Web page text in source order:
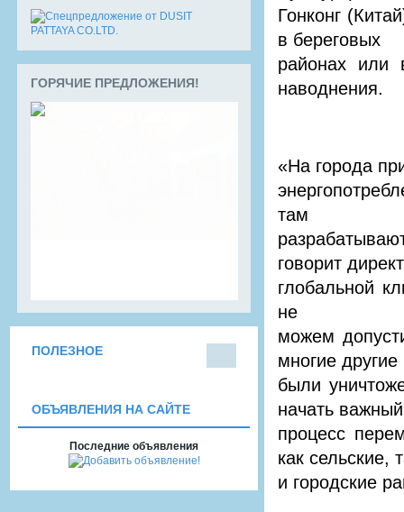
Гонконг
в береговых
районах или
наводнения.
«На города
там
говорит
глобальной
не
можем
многие другие
были
начать важный
процесс
как сельские,
и городские
ГОРЯЧИЕ ПРЕДЛОЖЕНИЯ!
ПОЛЕЗНОЕ
ОБЪЯВЛЕНИЯ НА САЙТЕ
Последние объявления